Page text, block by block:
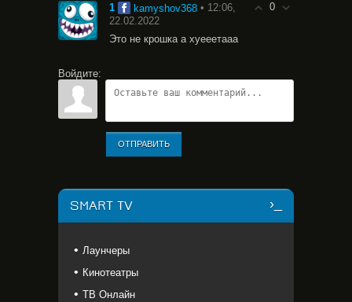
0
1 kamyshov368 • 12:06,
22.02.2022
Это не крошка а хуееетааа
Войдите:
ОТПРАВИТЬ
SMART TV
Лаунчеры
Кинотеатры
ТВ Онлайн